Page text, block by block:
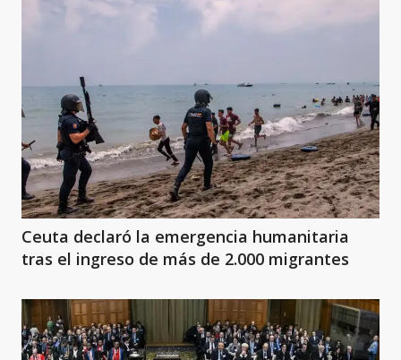
Ceuta declaró la emergencia humanitaria
tras el ingreso de más de 2.000 migrantes